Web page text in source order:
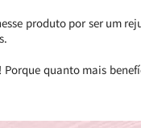
produto por ser um
Porque quanto mais